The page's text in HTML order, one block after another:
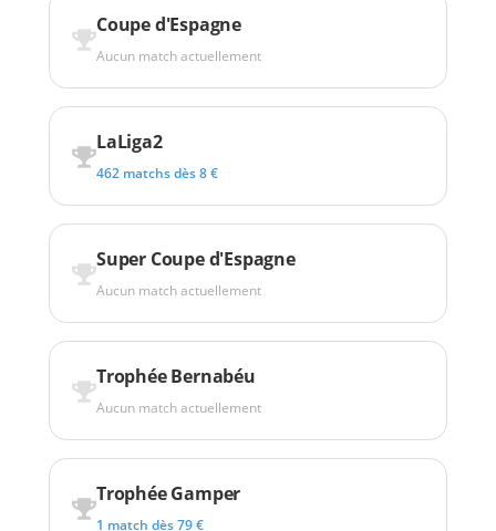
Coupe d'Espagne
Aucun match actuellement
LaLiga2
462 matchs dès 8 €
Super Coupe d'Espagne
Aucun match actuellement
Trophée Bernabéu
Aucun match actuellement
Trophée Gamper
1 match dès 79 €